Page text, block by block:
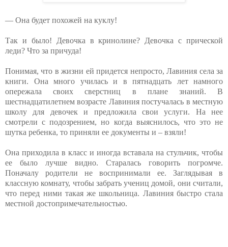
— Она будет похожей на куклу!
Так и было! Девочка в кринолине? Девочка с прической
леди? Что за причуда!
Понимая, что в жизни ей придется непросто, Лавиния села за
книги. Она много училась и в пятнадцать лет намного
опережала своих сверстниц в плане знаний. В
шестнадцатилетнем возрасте Лавиния постучалась в местную
школу для девочек и предложила свои услуги. На нее
смотрели с подозрением, но когда выяснилось, что это не
шутка ребенка, то приняли ее документы и – взяли!
Она приходила в класс и иногда вставала на стульчик, чтобы
ее было лучше видно. Старалась говорить погромче.
Поначалу родители не воспринимали ее. Заглядывая в
классную комнату, чтобы забрать учениц домой, они считали,
что перед ними такая же школьница. Лавиния быстро стала
местной достопримечательностью.